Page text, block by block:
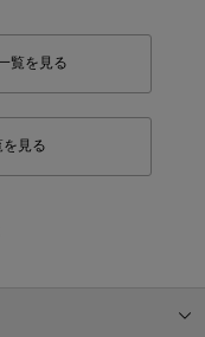
覧を見る
見る